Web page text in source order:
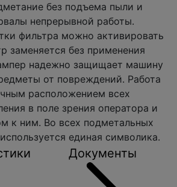
без подъема пыли и
непрерывной работы.
фильтра можно активировать
заменяется без применения
надежно защищает машину
от повреждений. Работа
расположением всех
в поле зрения оператора и
к ним. Во всех подметальных
единая символика.
Документы